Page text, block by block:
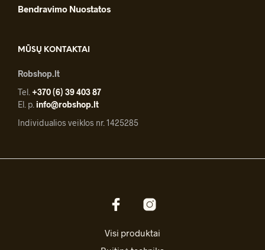
Bendravimo Nuostatos
MŪSŲ KONTAKTAI
Robshop.lt
Tel. +370 (6) 39 403 87
El. p. info@robshop.lt
Individualios veiklos nr. 1425285
Visi produktai